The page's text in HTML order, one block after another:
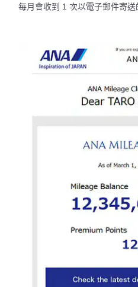
每月會收到 1 次以電子郵件寄